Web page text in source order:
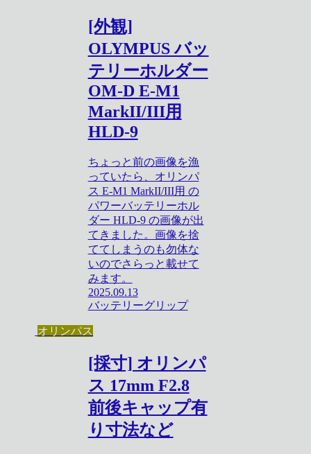
[外観]
OLYMPUS バッ
テリーホルダー
OM-D E-M1
MarkII/III用
HLD-9
ちょっと前の画像を漁
っていたら、オリンパ
ス E-M1 MarkII/III用 の
パワーバッテリーホル
ダー HLD-9 の画像が出
てきました。画像を捨
ててしまうのも勿体な
いのでさらっと載せて
みます。
2025.09.13
バッテリーグリップ
オリンパス
[採寸] オリンパ
ス 17mm F2.8
前後キャップ有
り寸法など